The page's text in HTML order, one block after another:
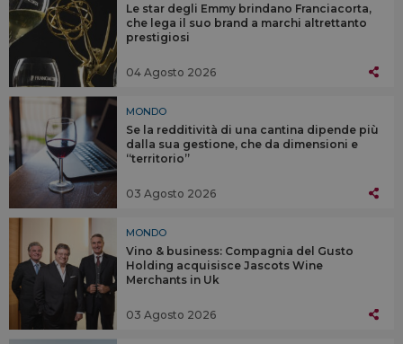
Le star degli Emmy brindano Franciacorta,
che lega il suo brand a marchi altrettanto
prestigiosi
04 Agosto 2026
MONDO
Se la redditività di una cantina dipende più
dalla sua gestione, che da dimensioni e
“territorio”
03 Agosto 2026
MONDO
Vino & business: Compagnia del Gusto
Holding acquisisce Jascots Wine
Merchants in Uk
03 Agosto 2026